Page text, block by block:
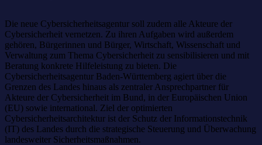
Die neue Cybersicherheitsagentur soll zudem alle Akteure der
Cybersicherheit vernetzen. Zu ihren Aufgaben wird außerdem
gehören, Bürgerinnen und Bürger, Wirtschaft, Wissenschaft und
Verwaltung zum Thema Cybersicherheit zu sensibilisieren und mit
Beratung konkrete Hilfeleistung zu bieten. Die
Cybersicherheitsagentur Baden-Württemberg agiert über die
Grenzen des Landes hinaus als zentraler Ansprechpartner für
Akteure der Cybersicherheit im Bund, in der Europäischen Union
(EU) sowie international. Ziel der optimierten
Cybersicherheitsarchitektur ist der Schutz der Informationstechnik
(IT) des Landes durch die strategische Steuerung und Überwachung
landesweiter Sicherheitsmaßnahmen.